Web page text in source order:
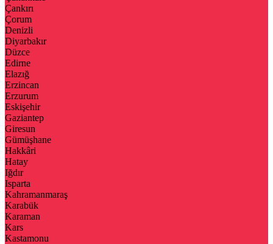
Çankırı
Çorum
Denizli
Diyarbakır
Düzce
Edirne
Elazığ
Erzincan
Erzurum
Eskişehir
Gaziantep
Giresun
Gümüşhane
Hakkâri
Hatay
Iğdır
Isparta
Kahramanmaraş
Karabük
Karaman
Kars
Kastamonu